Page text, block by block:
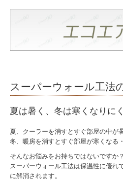
スーパーウォール工法
夏は暑く、冬は寒くなりに
夏、クーラーを消すとすぐ部屋の中が
冬、暖房を消すとすぐ部屋が寒くなる
そんなお悩みをお持ちではないですか？
スーパーウォール工法は保温性に優れ
に解消されます。